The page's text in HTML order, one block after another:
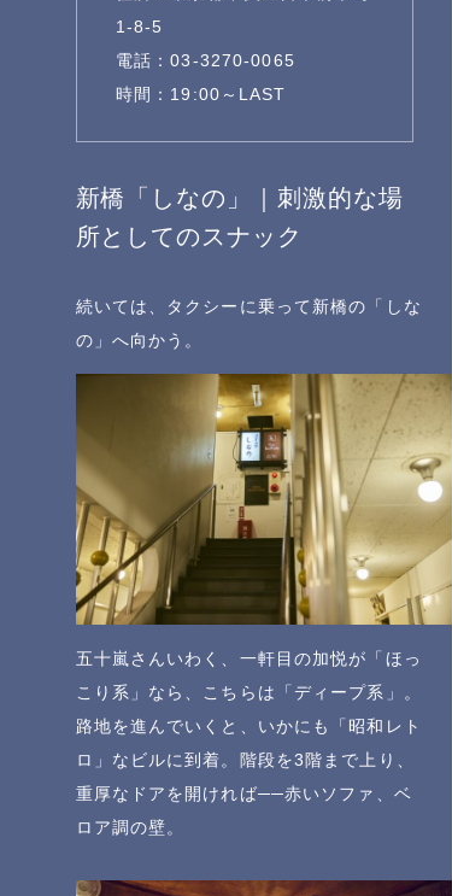
1-8-5
電話：03-3270-0065
時間：19:00～LAST
新橋「しなの」｜刺激的な場
所としてのスナック
続いては、タクシーに乗って新橋の「しな
の」へ向かう。
五十嵐さんいわく、一軒目の加悦が「ほっ
こり系」なら、こちらは「ディープ系」。
路地を進んでいくと、いかにも「昭和レト
ロ」なビルに到着。階段を3階まで上り、
重厚なドアを開ければ──赤いソファ、ベ
ロア調の壁。